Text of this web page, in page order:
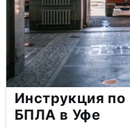
Инструкция по
БПЛА в Уфе